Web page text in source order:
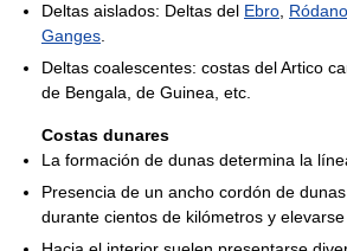
Deltas aislados: Deltas del Ebro, Ródano
Ganges.
Deltas coalescentes: costas del Artico
de Bengala, de Guinea, etc.
Costas dunares
La formación de dunas determina la
Presencia de un ancho cordón de
durante cientos de kilómetros y